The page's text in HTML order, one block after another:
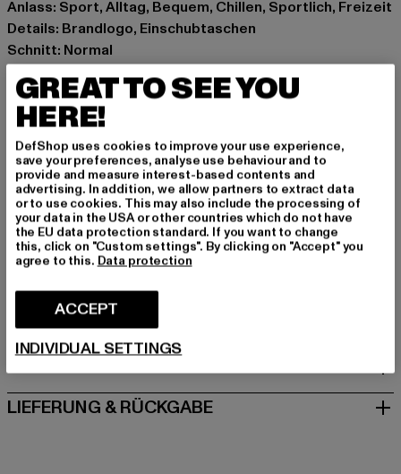
Anlass: Sport, Alltag, Bequem, Chillen, Sportlich, Freizeit
Details: Brandlogo, Einschubtaschen
Schnitt: Normal
Kat.: Bekleidung
Farbe: orange
Hersteller Farbe: orange
Materialzusammensetzung: 100% Polyester
Art.Nr: 60130016-00180
Hersteller: Urban Styles Agency GmbH & Co. KG |
agentur@urbanstylesagency.com
Schanzenstraße 41 | 51063 Köln | DE
GRÖSSE & PASSFORM
PFLEGEHINWEISE
LIEFERUNG & RÜCKGABE
GREAT TO SEE YOU
HERE!
DefShop uses cookies to improve your use experience,
save your preferences, analyse use behaviour and to
provide and measure interest-based contents and
advertising. In addition, we allow partners to extract data
or to use cookies. This may also include the processing of
your data in the USA or other countries which do not have
the EU data protection standard. If you want to change
this, click on "Custom settings". By clicking on "Accept" you
agree to this. Data protection
ACCEPT
INDIVIDUAL SETTINGS